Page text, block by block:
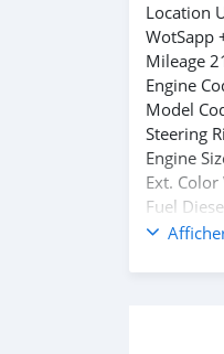
Location
WotSapp
Mileage
Engine
Model
Steering
Engine
Ext.
Fuel
Version/
Drive